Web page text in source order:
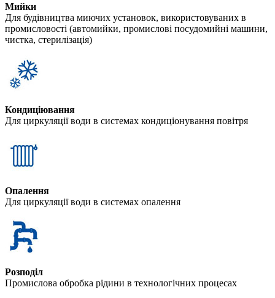
Мийки
Для будівництва миючих установок, використовуваних в
промисловості (автомийки, промислові посудомийні машини,
чистка, стерилізація)
Кондиціювання
Для циркуляції води в системах кондиціонування повітря
Опалення
Для циркуляції води в системах опалення
Розподіл
Промислова обробка рідини в технологічних процесах